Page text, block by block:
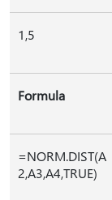
1,5
Formula
=NORM.DIST(A
2,A3,A4,TRUE)